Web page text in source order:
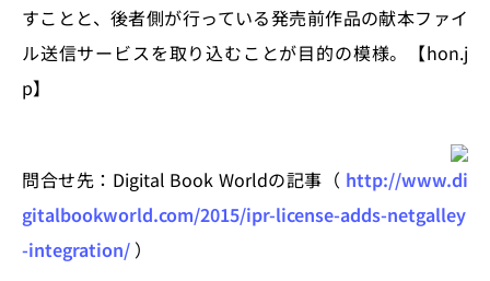
すことと、後者側が行っている発売前作品の献本ファイ
ル送信サービスを取り込むことが目的の模様。【hon.j
p】
問合せ先：Digital Book Worldの記事（ http://www.di
gitalbookworld.com/2015/ipr-license-adds-netgalley
-integration/ ）